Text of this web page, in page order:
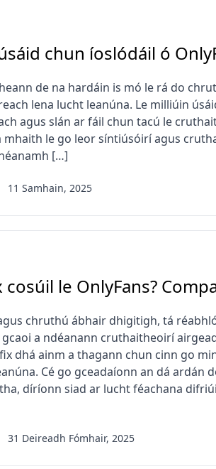
chun íoslódáil ó
de na hardáin is mó le rá do
lena lucht leanúna. Le milliúin
agus slán ar fáil chun tacú le
mhaith le go leor síntiúsóirí agus
[…]
11 Samhain, 2025
le OnlyFans?
chruthú ábhair dhigitigh, tá
a ndéanann cruthaitheoirí
dhá ainm a thagann chun cinn go
Cé go gceadaíonn an dá ardán
díríonn siad ar lucht féachana
31 Deireadh Fómhair, 2025